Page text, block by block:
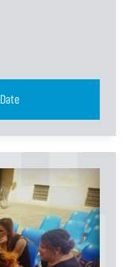
Vedi tutti i Dettagli e le Date